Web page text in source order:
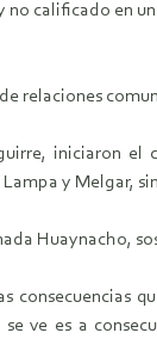
calificado en
relaciones
iniciaron
y Melgar,
Huaynacho,
ve es a